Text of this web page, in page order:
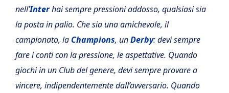
nell’Interhai sempre pressioni addosso, qualsiasi sia
la posta in palio. Che sia una amichevole, il
campionato, la Champions, unDerby: devi sempre
fare i conti con la pressione, le aspettative. Quando
giochi in un Club del genere, devi sempre provare a
vincere, indipendentemente dall’avversario. Quando